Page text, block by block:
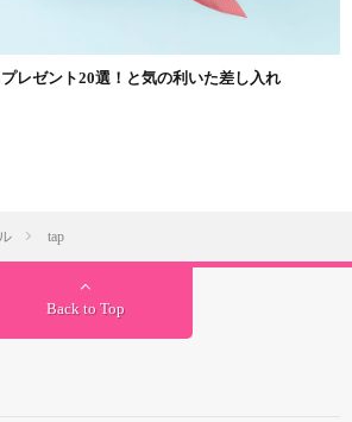
レゼント20選！と気の利いた差し入れ
tap
Back to Top